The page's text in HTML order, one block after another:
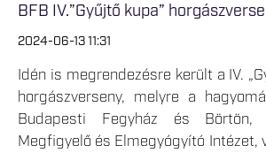
BFB IV.”Gyűjtő kupa”
2024-06-13 11:31
Idén is megrendezésre került a IV.
horgászverseny, melyre a
Budapesti Fegyház és Börtön,
Megfigyelő és Elmegyógyító Intézet,